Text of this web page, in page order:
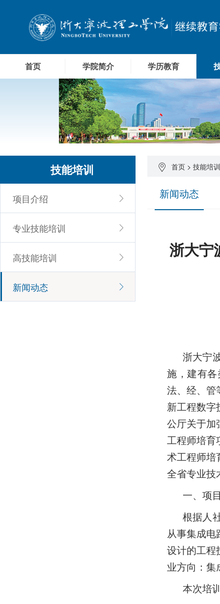
首页 学院简介 学历教育
首页 > 技能培训
新闻动态
浙大宁
浙大宁
施，建有
法、经、管
新工程数字
公厅关于加
工程师培育
术工程师培
全省专业技
一、项
根据人
从事集成电
设计的工程
业方向：集
本次培
技能培训
项目介绍
专业技能培训
高技能培训
新闻动态